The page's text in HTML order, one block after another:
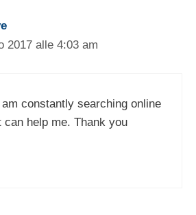
2017 alle 4:03 am
constantly searching online
help me. Thank you